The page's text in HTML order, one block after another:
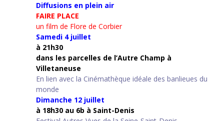
Diffusions en plein air
FAIRE PLACE
un film de Flore de Corbier
Samedi 4 juillet
à 21h30
dans les parcelles de l’Autre Champ à
Villetaneuse
En lien avec la Cinémathèque idéale des banlieues du
monde
Dimanche 12 juillet
à 18h30 au 6b à Saint-Denis